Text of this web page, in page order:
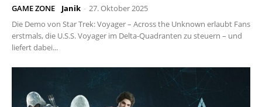
GAME ZONE Janik - 27. Oktober 2025
Die Demo von Star Trek: Voyager – Across the Unknown erlaubt Fans
erstmals, die U.S.S. Voyager im Delta-Quadranten zu steuern – und
liefert dabei...